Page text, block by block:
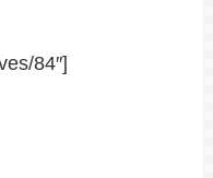
84″]